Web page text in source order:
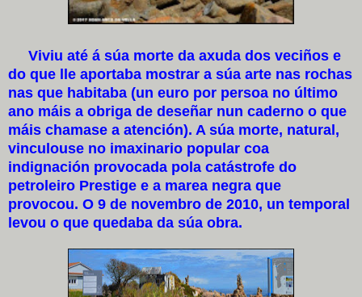
Viviu até á súa morte da axuda dos veciños e
do que lle aportaba mostrar a súa arte nas rochas
nas que habitaba (un euro por persoa no último
ano máis a obriga de deseñar nun caderno o que
máis chamase a atención). A súa morte, natural,
vinculouse no imaxinario popular coa
indignación provocada pola catástrofe do
petroleiro Prestige e a marea negra que
provocou. O 9 de novembro de 2010, un temporal
levou o que quedaba da súa obra.